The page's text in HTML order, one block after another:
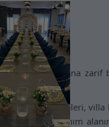
dış mekâna zarif
kullanım sunar.
meydan projeleri, villa
kullanım